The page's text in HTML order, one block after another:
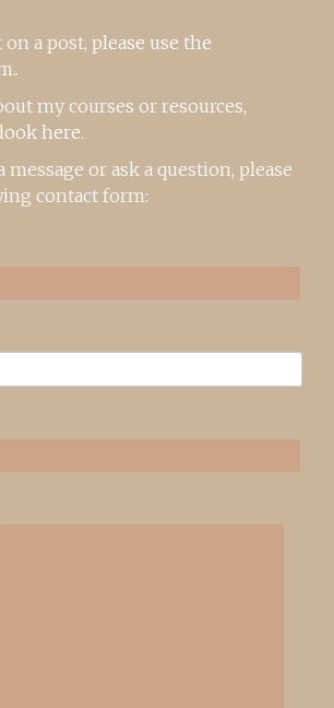
a post, please use the
..
my courses or resources,
here.
message or ask a question, please
contact form: